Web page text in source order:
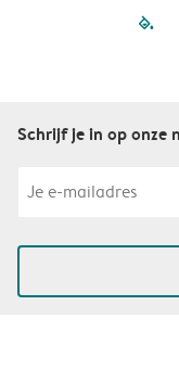
Schrijf je in op onze